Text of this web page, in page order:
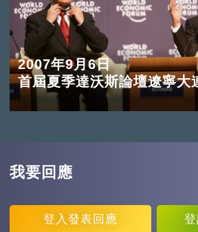
2007年9月6日
首屆夏季達沃斯論壇遼寧大
我要回應
登入 發表回應